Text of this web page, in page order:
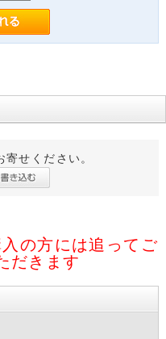
せください。
の方には追ってご
だきます